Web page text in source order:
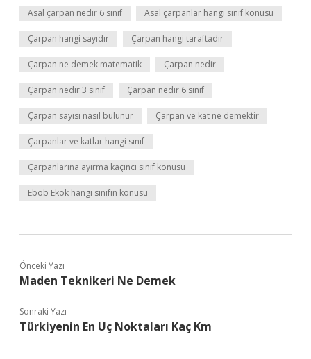
Asal çarpan nedir 6 sınıf Asal çarpanlar hangi sınıf konusu
Çarpan hangi sayıdır Çarpan hangi taraftadır
Çarpan ne demek matematik Çarpan nedir
Çarpan nedir 3 sınıf Çarpan nedir 6 sınıf
Çarpan sayısı nasıl bulunur Çarpan ve kat ne demektir
Çarpanlar ve katlar hangi sınıf
Çarpanlarına ayırma kaçıncı sınıf konusu
Ebob Ekok hangi sınıfın konusu
Önceki Yazı
Maden Teknikeri Ne Demek
Sonraki Yazı
Türkiyenin En Uç Noktaları Kaç Km